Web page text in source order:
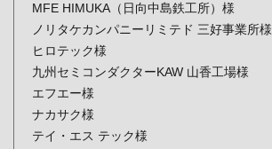
MFE HIMUKA（日向中島鉄工所）様
ノリタケカンパニーリミテド 三好事業所様
ヒロテック様
九州セミコンダクターKAW 山香工場様
エフエー様
ナカサク様
テイ・エス テック様